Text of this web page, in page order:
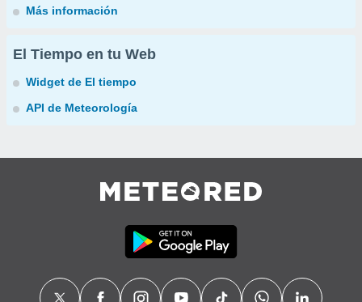
Más información
El Tiempo en tu Web
Widget de El tiempo
API de Meteorología